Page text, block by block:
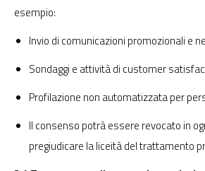
esempio:
Invio di comunicazioni promozionali e
Sondaggi e attività di customer
Profilazione non automatizzata per
Il consenso potrà essere revocato in
pregiudicare la liceità del trattamento